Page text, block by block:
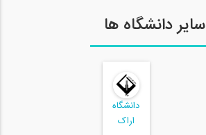
سایر دانشگاه ها
دانشگاه
اراک